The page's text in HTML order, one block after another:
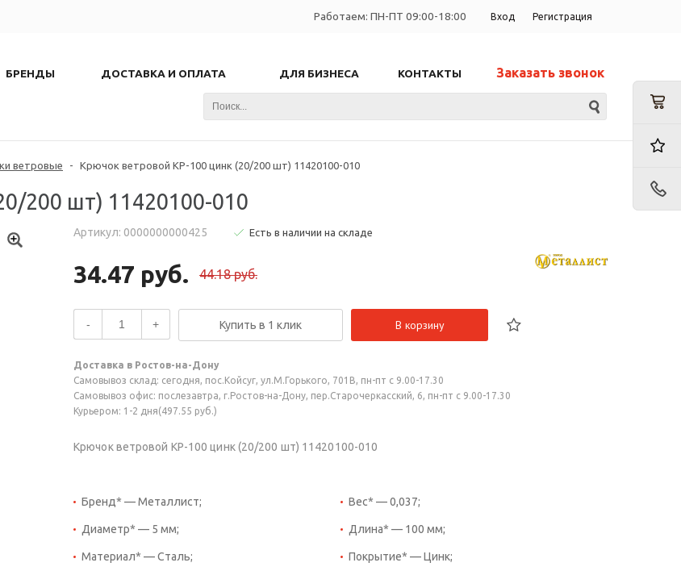
Вход Регистрация
Работаем: ПН-ПТ 09:00-18:00
БРЕНДЫ ДОСТАВКА И ОПЛАТА ДЛЯ БИЗНЕСА КОНТАКТЫ Заказать звонок
ветровые - Крючок ветровой КР-100 цинк (20/200 шт) 11420100-010
200 шт) 11420100-010
Артикул: 0000000000425 Есть в наличии на складе
34.47 руб. 44.18 руб.
- + Купить в 1 клик В корзину
Доставка в Ростов-на-Дону
Самовывоз склад: сегодня, пос.Койсуг, ул.М.Горького, 701В, пн-пт с 9.00-17.30
Самовывоз офис: послезавтра, г.Ростов-на-Дону, пер.Старочеркасский, 6, пн-пт с 9.00-17.30
Курьером: 1-2 дня(497.55 руб.)
Крючок ветровой КР-100 цинк (20/200 шт) 11420100-010
Бренд* — Металлист; Вес* — 0,037;
Диаметр* — 5 мм; Длина* — 100 мм;
Материал* — Сталь; Покрытие* — Цинк;